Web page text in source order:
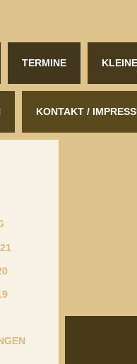
TERMINE
KONTAKT /